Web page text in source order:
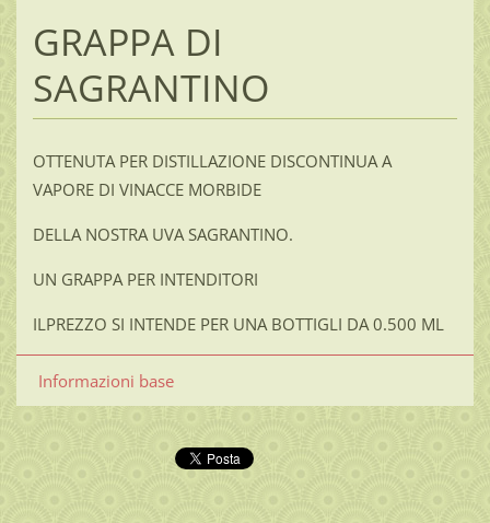
GRAPPA DI
SAGRANTINO
OTTENUTA PER DISTILLAZIONE DISCONTINUA A
VAPORE DI VINACCE MORBIDE
DELLA NOSTRA UVA SAGRANTINO.
UN GRAPPA PER INTENDITORI
ILPREZZO SI INTENDE PER UNA BOTTIGLI DA 0.500 ML
Informazioni base